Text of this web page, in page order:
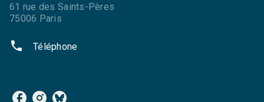
61 rue des Saints-Pères
75006 Paris
phone Téléphone